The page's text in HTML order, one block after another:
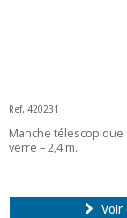
Ref. 420231
Manche
verre – 2,4 m.
Voir